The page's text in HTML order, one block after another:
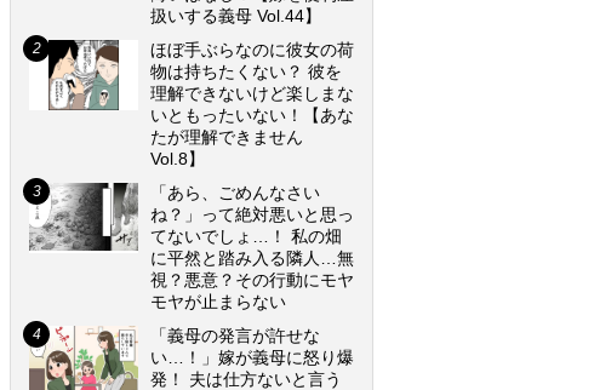
扱いする義母 Vol.44】
ほぼ手ぶらなのに彼女の荷
物は持ちたくない？ 彼を
理解できないけど楽しまな
いともったいない！【あな
たが理解できません
Vol.8】
「あら、ごめんなさい
ね？」って絶対悪いと思っ
てないでしょ…！ 私の畑
に平然と踏み入る隣人…無
視？悪意？その行動にモヤ
モヤが止まらない
「義母の発言が許せな
い…！」嫁が義母に怒り爆
発！ 夫は仕方ないと言う